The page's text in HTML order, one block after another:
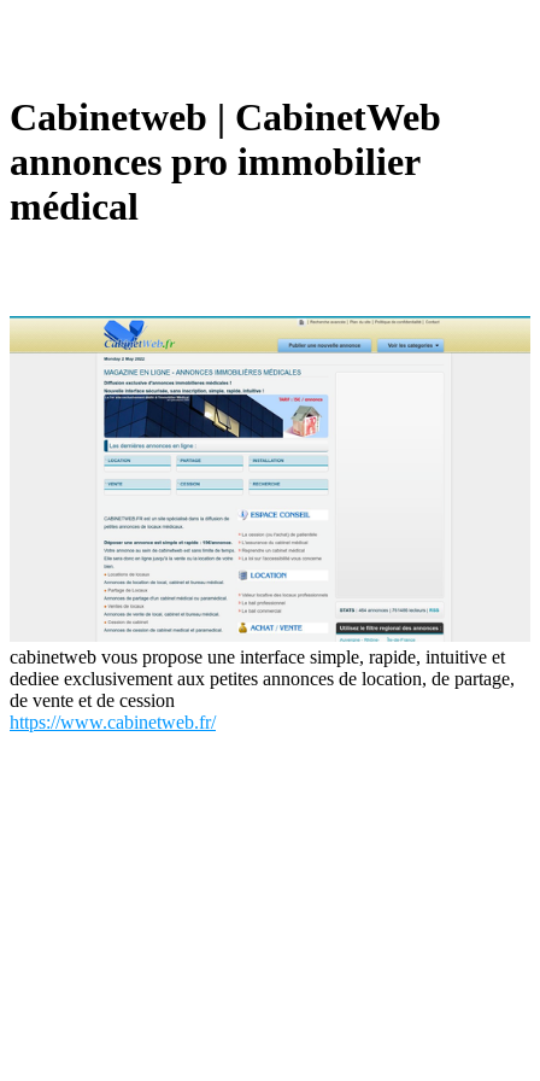
Cabinetweb | CabinetWeb
annonces pro immobilier
médical
cabinetweb vous propose une interface simple, rapide, intuitive et
dediee exclusivement aux petites annonces de location, de partage,
de vente et de cession
https://www.cabinetweb.fr/